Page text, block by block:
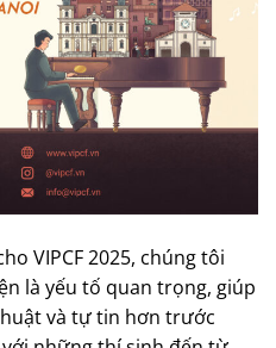
VIPCF 2025, chúng tôi
là yếu tố quan trọng, giúp
và tự tin hơn trước